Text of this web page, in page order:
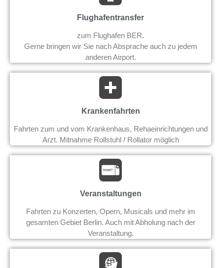
Flughafentransfer
zum Flughafen BER.
Gerne bringen wir Sie nach Absprache auch zu jedem
anderen Airport.
Krankenfahrten
Fahrten zum und vom Krankenhaus, Rehaeinrichtungen und
Arzt. Mitnahme Rollstuhl / Rollator möglich
Veranstaltungen
Fahrten zu Konzerten, Opern, Musicals und mehr im
gesamten Gebiet Berlin. Auch mit Abholung nach der
Veranstaltung.